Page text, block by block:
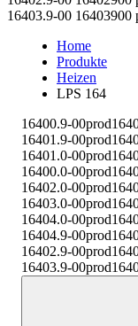
16403.9-00 16403900
Home
Produkte
Heizen
LPS 164
16400.9-00
16401.9-00
16401.0-00
16400.0-00
16402.0-00
16403.0-00
16404.0-00
16404.9-00
16402.9-00
16403.9-00